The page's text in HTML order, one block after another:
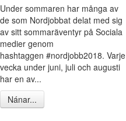
Under sommaren har många av
de som Nordjobbat delat med sig
av sitt sommaräventyr på Sociala
medier genom
hashtaggen #nordjobb2018. Varje
vecka under juni, juli och augusti
har en av...
Nánar...